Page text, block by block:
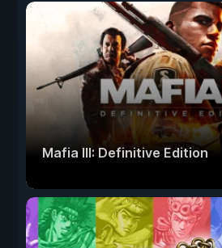
Mafia III: Definitive Edition